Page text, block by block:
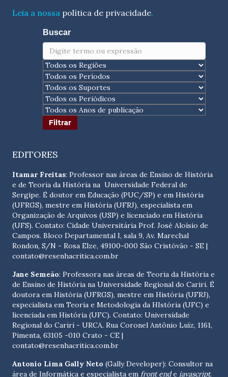
Leia a nossa política de privacidade.
Buscar
EDITORES
Itamar Freitas: Professor nas áreas de Ensino de História
e de Teoria da História na Universidade Federal de
Sergipe. É doutor em Educação (PUC/SP) e em História
(UFRGS), mestre em História (UFRJ), especialista em
Organização de Arquivos (USP) e licenciado em História
(UFS). Contato: Cidade Universitária Prof. José Aloísio de
Campos. Bloco Departamental I, sala 9, Av. Marechal
Rondon, S/N - Rosa Elze, 49100-000 São Cristóvão - SE |
contato@resenhacritica.com.br
Jane Semeão: Professora nas áreas de Teoria da História e
de Ensino de História na Universidade Regional do Cariri. É
doutora em História (UFRGS), mestre em História (UFRJ),
especialista em Teoria e Metodologia da HIstória (UFC) e
licenciada em História (UFC). Contato: Universidade
Regional do Cariri - URCA. Rua Coronel Antônio Luíz, 1161,
Pimenta, 63105 -010 Crato - CE |
contato@resenhacritica.com.br
Antonio Lima Gally Neto (Gally Developer): Consultor na
área de Informática e especialista em front ende javascript.